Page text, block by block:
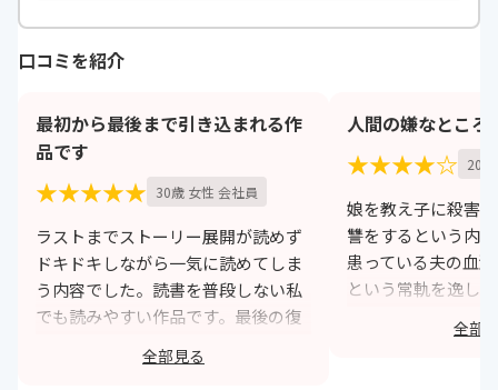
口コミを紹介
最初から最後まで引き込まれる作
品です
★★★★★ 30歳 女性 会社員
ラストまでストーリー展開が読めず
ドキドキしながら一気に読めてしま
う内容でした。読書を普段しない私
でも読みやすい作品です。最後の復
きない結末でした。もう一度読み返
全部見る
人間の嫌なところ
★★★★☆ 20
娘を教え子に殺害
讐をするという内
患っている夫の血
という常軌を逸し
じます。最後に、
全部